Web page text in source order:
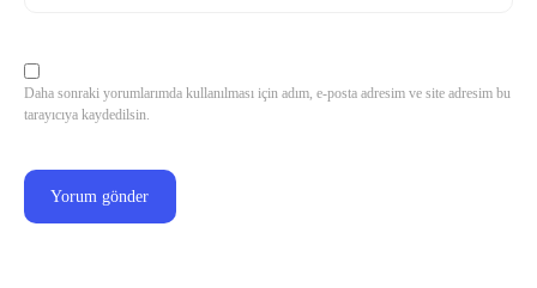
Daha sonraki yorumlarımda kullanılması için adım, e-posta adresim ve site adresim bu
tarayıcıya kaydedilsin.